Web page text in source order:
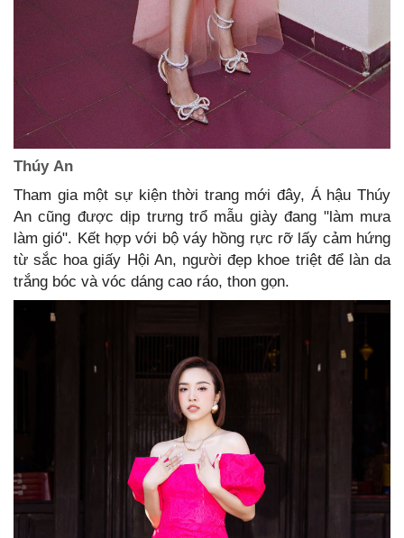
Thúy An
Tham gia một sự kiện thời trang mới đây, Á hậu Thúy
An cũng được dịp trưng trổ mẫu giày đang "làm mưa
làm gió". Kết hợp với bộ váy hồng rực rỡ lấy cảm hứng
từ sắc hoa giấy Hội An, người đẹp khoe triệt để làn da
trắng bóc và vóc dáng cao ráo, thon gọn.